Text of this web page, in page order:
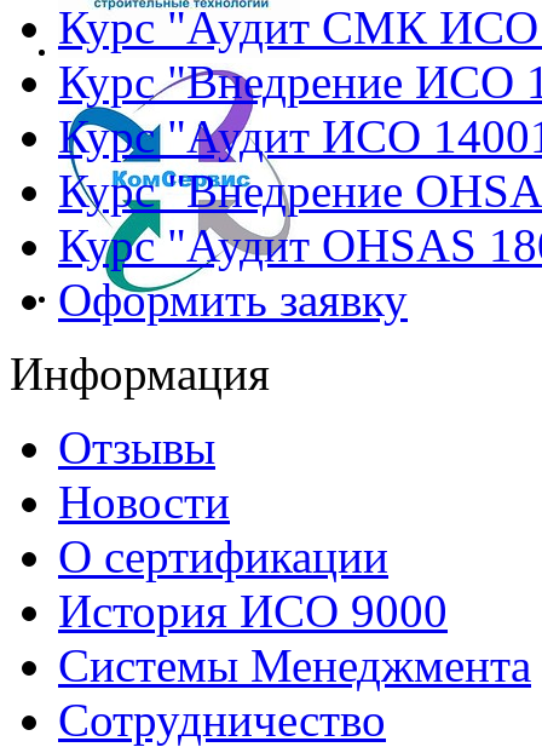
Курс "Аудит СМК ИСО
Курс "Внедрение ИСО
Курс "Аудит ИСО
Курс "Внедрение
Курс "Аудит OHSAS
Оформить заявку
Информация
Отзывы
Новости
О сертификации
История ИСО 9000
Системы Менеджмента
Сотрудничество